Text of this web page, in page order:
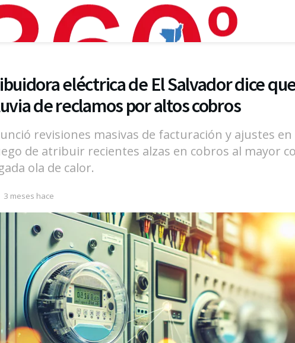
eléctrica de El Salvador dice
de reclamos por altos cobros
revisiones masivas de facturación y ajustes
de atribuir recientes alzas en cobros al mayor
ola de calor.
3 meses hace